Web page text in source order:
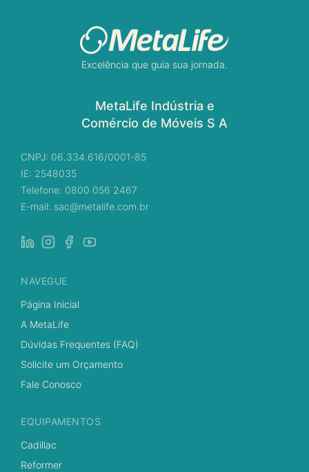
Excelência que guia sua jornada.
MetaLife Indústria e
Comércio de Móveis S A
CNPJ: 06.334.616/0001-85
IE: 2548035
Telefone: 0800 056 2467
E-mail: sac@metalife.com.br
NAVEGUE
Página Inicial
A MetaLife
Dúvidas Frequentes (FAQ)
Solicite um Orçamento
Fale Conosco
EQUIPAMENTOS
Cadillac
Reformer